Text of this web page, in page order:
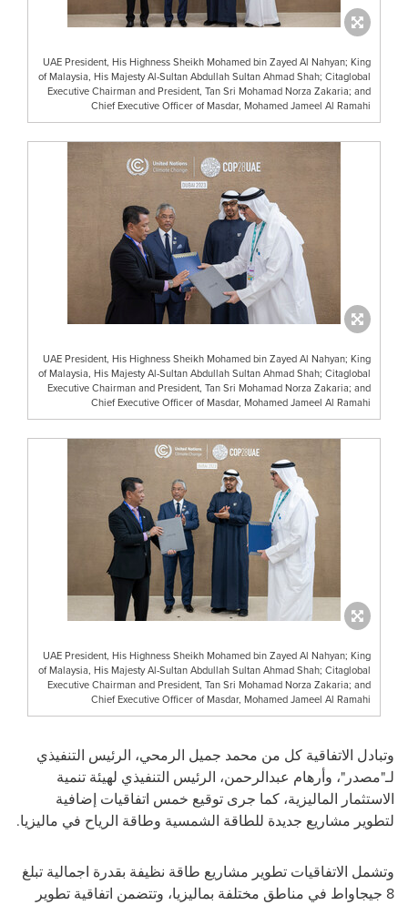
UAE President, His Highness Sheikh Mohamed bin Zayed Al Nahyan; King
of Malaysia, His Majesty Al-Sultan Abdullah Sultan Ahmad Shah; Citaglobal
Executive Chairman and President, Tan Sri Mohamad Norza Zakaria; and
Chief Executive Officer of Masdar, Mohamed Jameel Al Ramahi
UAE President, His Highness Sheikh Mohamed bin Zayed Al Nahyan; King
of Malaysia, His Majesty Al-Sultan Abdullah Sultan Ahmad Shah; Citaglobal
Executive Chairman and President, Tan Sri Mohamad Norza Zakaria; and
Chief Executive Officer of Masdar, Mohamed Jameel Al Ramahi
UAE President, His Highness Sheikh Mohamed bin Zayed Al Nahyan; King
of Malaysia, His Majesty Al-Sultan Abdullah Sultan Ahmad Shah; Citaglobal
Executive Chairman and President, Tan Sri Mohamad Norza Zakaria; and
Chief Executive Officer of Masdar, Mohamed Jameel Al Ramahi
وتبادل الاتفاقية كل من محمد جميل الرمحي، الرئيس التنفيذي
لـ"مصدر"، وأرهام عبدالرحمن، الرئيس التنفيذي لهيئة تنمية
الاستثمار الماليزية، كما جرى توقيع خمس اتفاقيات إضافية
لتطوير مشاريع جديدة للطاقة الشمسية وطاقة الرياح في ماليزيا.
وتشمل الاتفاقيات تطوير مشاريع طاقة نظيفة بقدرة اجمالية تبلغ
8 جيجاواط في مناطق مختلفة بماليزيا، وتتضمن اتفاقية تطوير